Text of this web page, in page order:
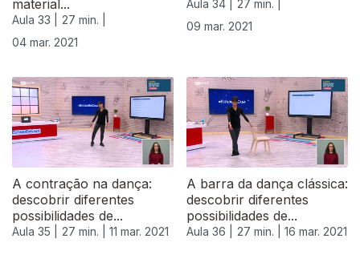
material...
Aula 33 |
27 min. |
04 mar. 2021
Aula 34 |
27 min. |
09 mar. 2021
A contração na dança:
descobrir diferentes
possibilidades de...
Aula 35 | 27 min. | 11 mar. 2021
A barra da dança clássica:
descobrir diferentes
possibilidades de...
Aula 36 | 27 min. | 16 mar. 2021
530834